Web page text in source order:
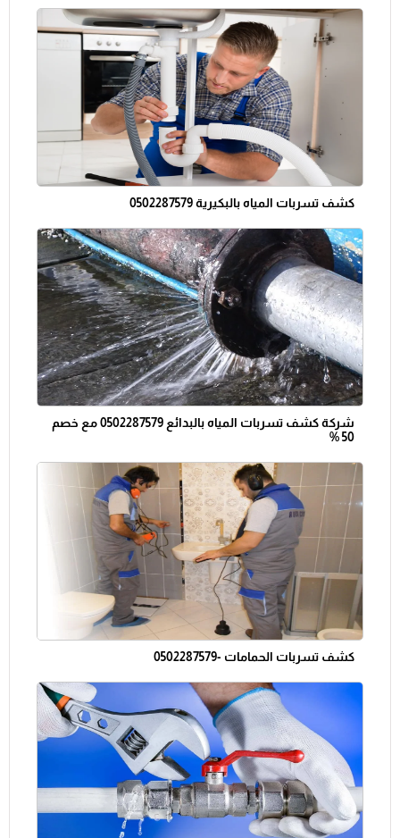
كشف تسربات المياه بالبكيرية 0502287579
شركة كشف تسربات المياه بالبدائع 0502287579 مع خصم
50 %
كشف تسربات الحمامات -0502287579